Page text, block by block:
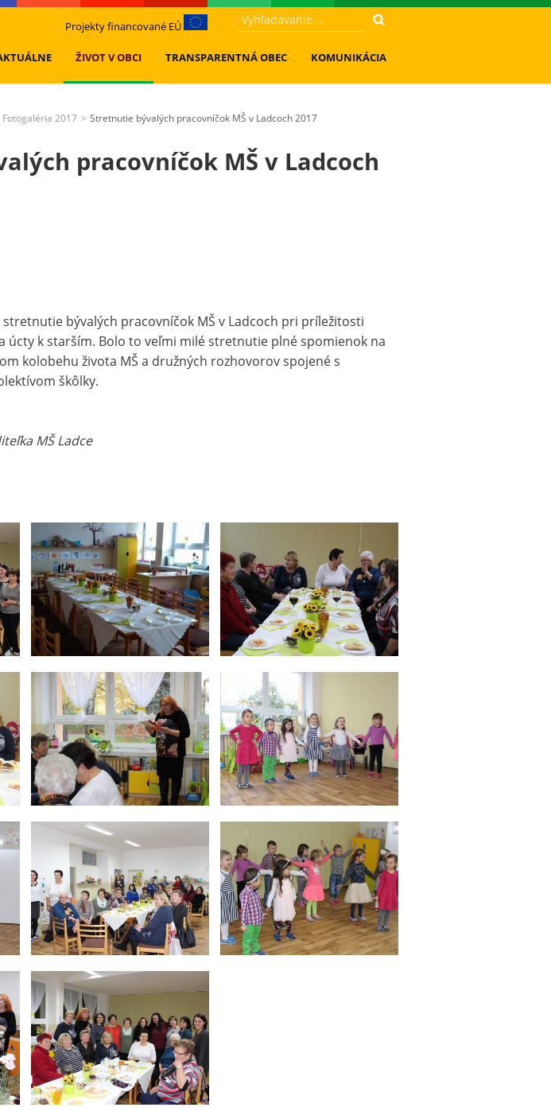
Projekty financované EÚ
ŽIVOT V OBCI TRANSPARENTNÁ OBEC KOMUNIKÁCIA
Fotogaléria 2017 > Stretnutie bývalých pracovníčok MŠ v Ladcoch 2017
pracovníčok MŠ v Ladcoch
stretnutie bývalých pracovníčok MŠ v Ladcoch pri príležitosti
úcty k starším. Bolo to veľmi milé stretnutie plné spomienok na
kolobehu života MŠ a družných rozhovorov spojené s
škôlky.
MŠ Ladce